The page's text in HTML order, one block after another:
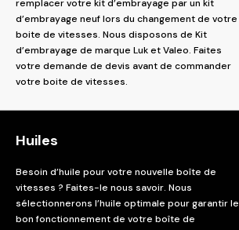
remplacer votre kit d’embrayage par un kit
d’embrayage neuf lors du changement de votre
boite de vitesses. Nous disposons de Kit
d’embrayage de marque Luk et Valeo. Faites
votre demande de devis avant de commander
votre boite de vitesses.
Huiles
Besoin d’huile pour votre nouvelle boîte de
vitesses ? Faites-le nous savoir. Nous
sélectionnerons l’huile optimale pour garantir le
bon fonctionnement de votre boîte de